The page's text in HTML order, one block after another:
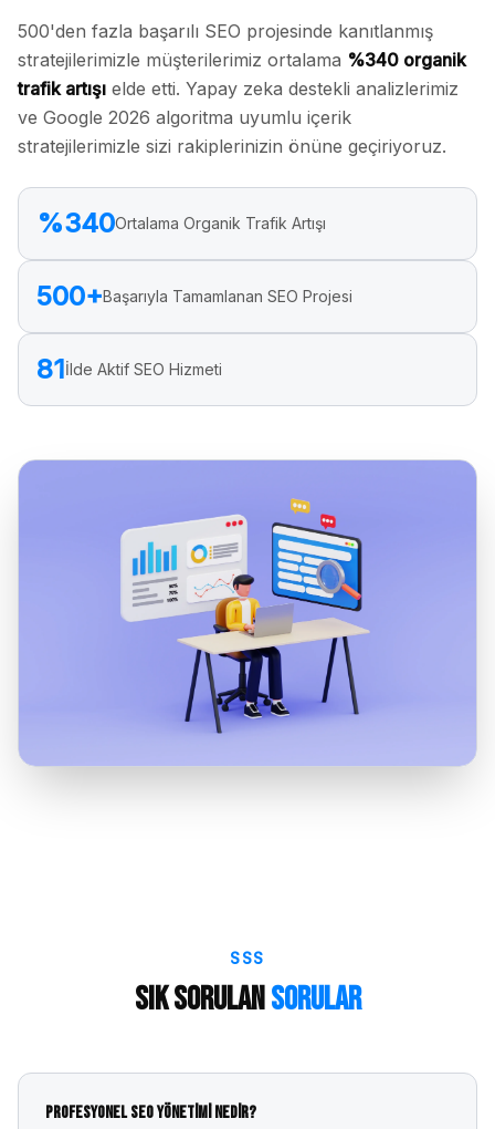
500'den fazla başarılı SEO projesinde kanıtlanmış
stratejilerimizle müşterilerimiz ortalama %340 organik
trafik artışı elde etti. Yapay zeka destekli analizlerimiz
ve Google 2026 algoritma uyumlu içerik
stratejilerimizle sizi rakiplerinizin önüne geçiriyoruz.
%340Ortalama Organik Trafik Artışı
500+Başarıyla Tamamlanan SEO Projesi
81İlde Aktif SEO Hizmeti
SSS
Sık SorulanSorular
Profesyonel SEO yönetimi nedir?